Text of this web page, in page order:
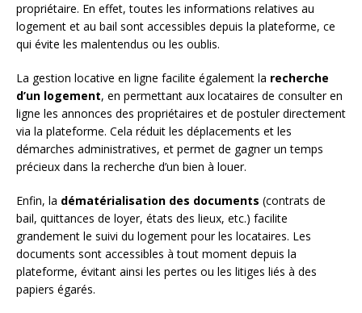
propriétaire. En effet, toutes les informations relatives au
logement et au bail sont accessibles depuis la plateforme, ce
qui évite les malentendus ou les oublis.
La gestion locative en ligne facilite également la recherche
d’un logement, en permettant aux locataires de consulter en
ligne les annonces des propriétaires et de postuler directement
via la plateforme. Cela réduit les déplacements et les
démarches administratives, et permet de gagner un temps
précieux dans la recherche d’un bien à louer.
Enfin, la dématérialisation des documents (contrats de
bail, quittances de loyer, états des lieux, etc.) facilite
grandement le suivi du logement pour les locataires. Les
documents sont accessibles à tout moment depuis la
plateforme, évitant ainsi les pertes ou les litiges liés à des
papiers égarés.